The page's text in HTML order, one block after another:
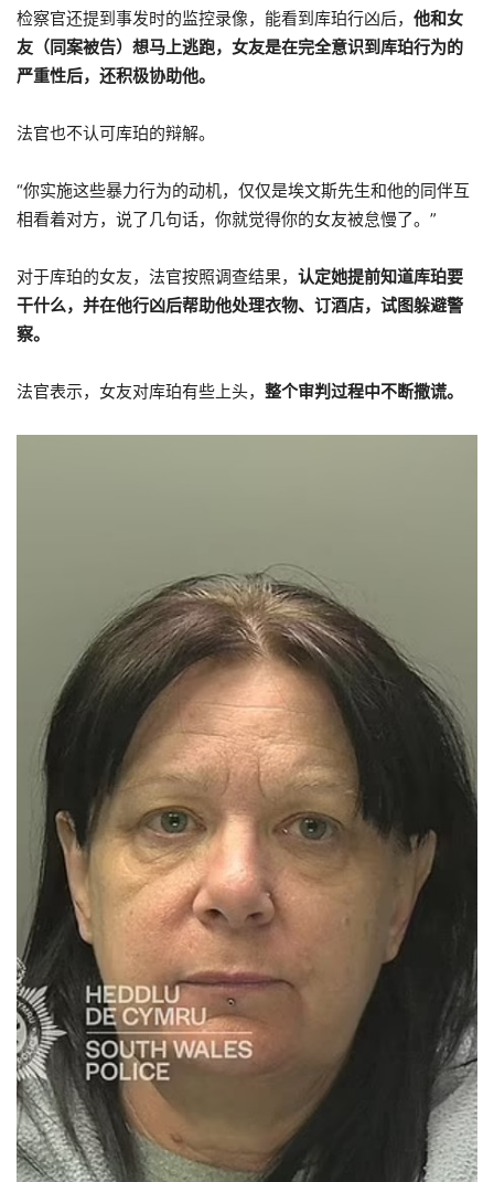
检察官还提到事发时的监控录像，能看到库珀行凶后， 他和女
友（同案被告）想马上逃跑，女友是在完全意识到库珀行为的
严重性后，还积极协助他。
法官也不认可库珀的辩解。
“你实施这些暴力行为的动机，仅仅是埃文斯先生和他的同伴互
相看着对方，说了几句话，你就觉得你的女友被怠慢了。”
对于库珀的女友，法官按照调查结果， 认定她提前知道库珀要
干什么，并在他行凶后帮助他处理衣物、订酒店，试图躲避警
察。
法官表示，女友对库珀有些上头， 整个审判过程中不断撒谎。